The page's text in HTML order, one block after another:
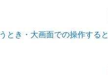
とき・大画面での操作すると